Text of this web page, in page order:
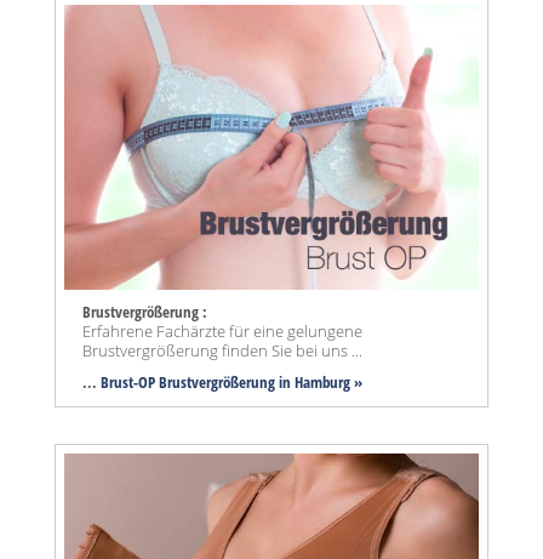
Brustvergrößerung :
Erfahrene Fachärzte für eine gelungene
Brustvergrößerung finden Sie bei uns ...
... Brust-OP Brustvergrößerung in Hamburg »